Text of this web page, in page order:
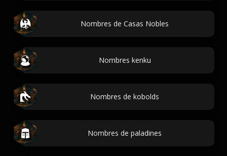
Nombres de Casas Nobles
Nombres kenku
Nombres de kobolds
Nombres de paladines